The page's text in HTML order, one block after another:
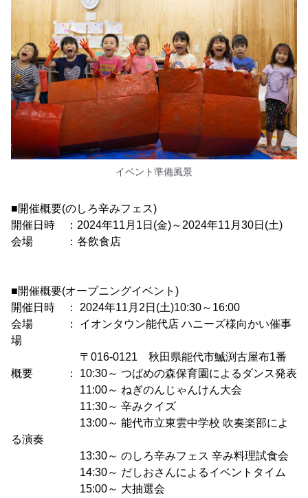
イベント準備風景
■開催概要(のしろ辛みフェス)
開催日時 ：2024年11月1日(金)～2024年11月30日(土)
会場 ：各飲食店
■開催概要(オープニングイベント)
開催日時 ： 2024年11月2日(土)10:30～16:00
会場 ： イオンタウン能代店 ハニーズ様向かい催事
場
〒016-0121 秋田県能代市鰄渕古屋布1番
概要 ： 10:30～ つばめの森保育園によるダンス発表
11:00～ ねぎのんじゃんけん大会
11:30～ 辛みクイズ
13:00～ 能代市立東雲中学校 吹奏楽部によ
る演奏
13:30～ のしろ辛みフェス 辛み料理試食会
14:30～ だしおさんによるイベントタイム
15:00～ 大抽選会